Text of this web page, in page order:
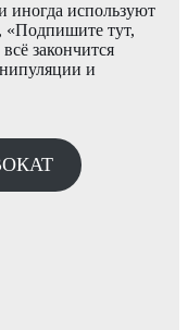
иногда используют
«Подпишите тут,
закончится
и